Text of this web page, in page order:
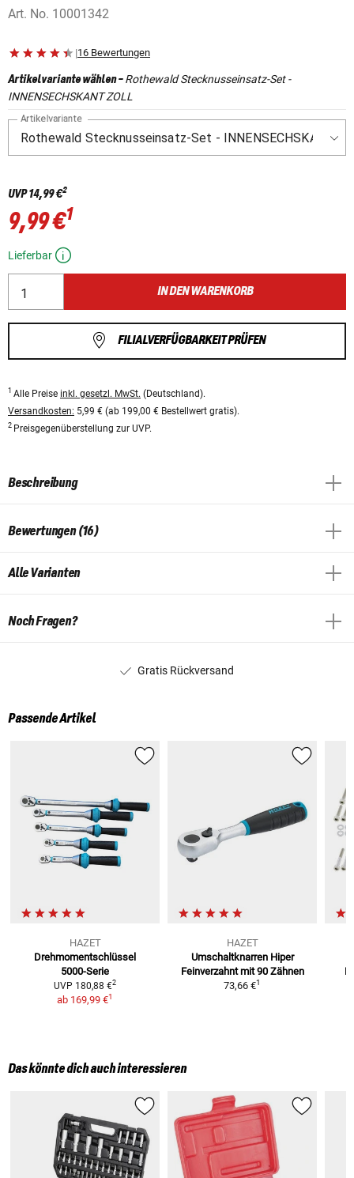
Art. No. 10001342
|16 Bewertungen
Artikelvariante wählen-Rothewald Stecknusseinsatz-Set -
INNENSECHSKANT ZOLL
Artikelvariante
UVP14,99 €2
9,99 €1
Lieferbar
IN DEN WARENKORB
FILIALVERFÜGBARKEIT PRÜFEN
1 Alle Preise inkl. gesetzl. MwSt. (Deutschland).
Versandkosten: 5,99 € (ab 199,00 € Bestellwert gratis).
2 Preisgegenüberstellung zur UVP.
Beschreibung
Bewertungen (16)
Alle Varianten
Noch Fragen?
Gratis Rückversand
Passende Artikel
HAZET
Drehmomentschlüssel
5000-Serie
UVP 180,88 €2
ab 169,99 €1
HAZET
Umschaltknarren Hiper
Feinverzahnt mit 90 Zähnen
73,66 €1
Das könnte dich auch interessieren